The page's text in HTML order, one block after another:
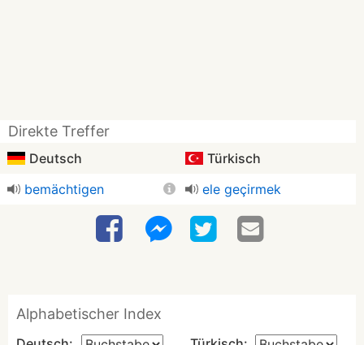
Direkte Treffer
Deutsch
Türkisch
bemächtigen
ele geçirmek
Alphabetischer Index